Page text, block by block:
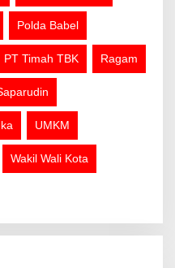
Polda Babel
PT Timah TBK Ragam
UMKM
Wakil Wali Kota